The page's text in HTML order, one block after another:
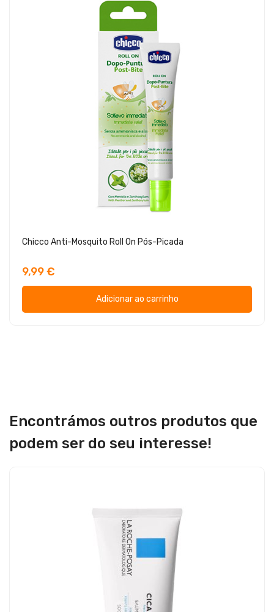
Chicco Anti-Mosquito Roll On Pós-Picada
9,99 €
Adicionar ao carrinho
Encontrámos outros produtos que
podem ser do seu interesse!